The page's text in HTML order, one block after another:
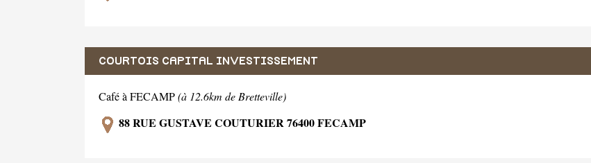
COURTOIS CAPITAL INVESTISSEMENT
Café à FECAMP(à 12.6km de Bretteville)
88 RUE GUSTAVE COUTURIER 76400 FECAMP